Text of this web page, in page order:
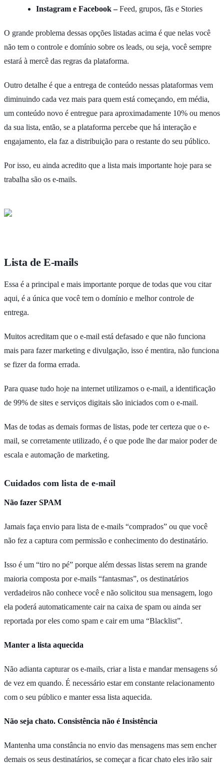
Instagram e Facebook –Feed, grupos, fãs e Stories
O grande problema dessas opções listadas acima é que nelas você
não tem o controle e domínio sobre os leads, ou seja, você sempre
estará à mercê das regras da plataforma.
Outro detalhe é que a entrega de conteúdo nessas plataformas vem
diminuindo cada vez mais para quem está começando, em média,
um conteúdo novo é entregue para aproximadamente 10% ou menos
da sua lista, então, se a plataforma percebe que há interação e
engajamento, ela faz a distribuição para o restante do seu público.
Por isso, eu ainda acredito que a lista mais importante hoje para se
trabalha são os e-mails.
Lista de E-mails
Essa é a principal e mais importante porque de todas que vou citar
aqui, é a única que você tem o domínio e melhor controle de
entrega.
Muitos acreditam que o e-mail está defasado e que não funciona
mais para fazer marketing e divulgação, isso é mentira, não funciona
se fizer da forma errada.
Para quase tudo hoje na internet utilizamos o e-mail, a identificação
de 99% de sites e serviços digitais são iniciados com o e-mail.
Mas de todas as demais formas de listas, pode ter certeza que o e-
mail, se corretamente utilizado, é o que pode lhe dar maior poder de
escala e automação de marketing.
Cuidados com lista de e-mail
Não fazer SPAM
Jamais faça envio para lista de e-mails “comprados” ou que você
não fez a captura com permissão e conhecimento do destinatário.
Isso é um “tiro no pé” porque além dessas listas serem na grande
maioria composta por e-mails “fantasmas”, os destinatários
verdadeiros não conhece você e não solicitou sua mensagem, logo
ela poderá automaticamente cair na caixa de spam ou ainda ser
reportada por eles como spam e cair em uma “Blacklist”.
Manter a lista aquecida
Não adianta capturar os e-mails, criar a lista e mandar mensagens só
de vez em quando. É necessário estar em constante relacionamento
com o seu público e manter essa lista aquecida.
Não seja chato. Consistência não é Insistência
Mantenha uma constância no envio das mensagens mas sem encher
demais os seus destinatários, se começar a ficar chato eles irão sair